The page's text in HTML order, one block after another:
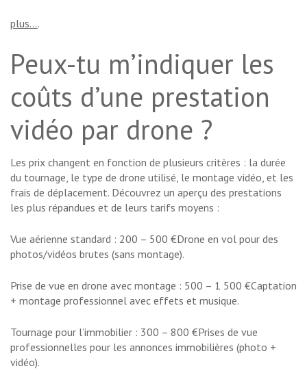
plus….
Peux-tu m’indiquer les
coûts d’une prestation
vidéo par drone ?
Les prix changent en fonction de plusieurs critères : la durée
du tournage, le type de drone utilisé, le montage vidéo, et les
frais de déplacement. Découvrez un aperçu des prestations
les plus répandues et de leurs tarifs moyens :
Vue aérienne standard : 200 – 500 €Drone en vol pour des
photos/vidéos brutes (sans montage).
Prise de vue en drone avec montage : 500 – 1 500 €Captation
+ montage professionnel avec effets et musique.
Tournage pour l’immobilier : 300 – 800 €Prises de vue
professionnelles pour les annonces immobilières (photo +
vidéo).